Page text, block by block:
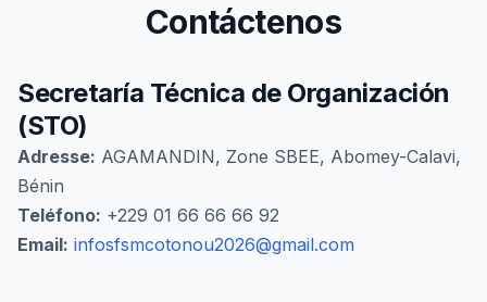
Contáctenos
Secretaría Técnica de Organización
(STO)
Adresse: AGAMANDIN, Zone SBEE, Abomey-Calavi,
Bénin
Teléfono: +229 01 66 66 66 92
Email: infosfsmcotonou2026@gmail.com